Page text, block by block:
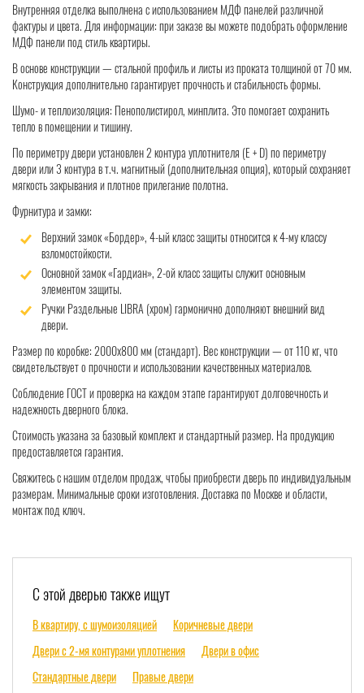
Внутренняя отделка выполнена с использованием МДФ панелей различной
фактуры и цвета. Для информации: при заказе вы можете подобрать оформление
МДФ панели под стиль квартиры.
В основе конструкции — стальной профиль и листы из проката толщиной от 70 мм.
Конструкция дополнительно гарантирует прочность и стабильность формы.
Шумо- и теплоизоляция: Пенополистирол, минплита. Это помогает сохранить
тепло в помещении и тишину.
По периметру двери установлен 2 контура уплотнителя (Е + D) по периметру
двери или 3 контура в т.ч. магнитный (дополнительная опция), который сохраняет
мягкость закрывания и плотное прилегание полотна.
Фурнитура и замки:
Верхний замок «Бордер», 4-ый класс защиты относится к 4-му классу
взломостойкости.
Основной замок «Гардиан», 2-ой класс защиты служит основным
элементом защиты.
Ручки Раздельные LIBRA (хром) гармонично дополняют внешний вид
двери.
Размер по коробке: 2000x800 мм (стандарт). Вес конструкции — от 110 кг, что
свидетельствует о прочности и использовании качественных материалов.
Соблюдение ГОСТ и проверка на каждом этапе гарантируют долговечность и
надежность дверного блока.
Стоимость указана за базовый комплект и стандартный размер. На продукцию
предоставляется гарантия.
Свяжитесь с нашим отделом продаж, чтобы приобрести дверь по индивидуальным
размерам. Минимальные сроки изготовления. Доставка по Москве и области,
монтаж под ключ.
С этой дверью также ищут
В квартиру, с шумоизоляцией
Коричневые двери
Двери с 2-мя контурами уплотнения
Двери в офис
Стандартные двери
Правые двери